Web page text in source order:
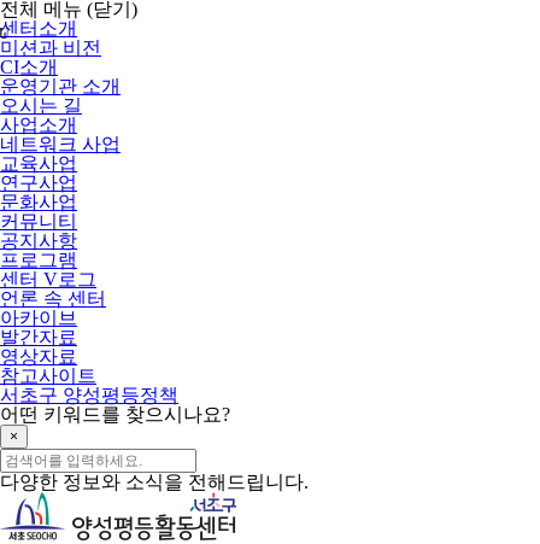
메
뉴
건
너
뛰
기
전체 메뉴 (닫기)
센터소개
미션과 비전
CI소개
운영기관 소개
오시는 길
사업소개
네트워크 사업
교육사업
연구사업
문화사업
커뮤니티
공지사항
프로그램
센터 V로그
언론 속 센터
아카이브
발간자료
영상자료
참고사이트
서초구 양성평등정책
어떤 키워드를 찾으시나요?
×
다양한 정보와 소식을 전해드립니다.